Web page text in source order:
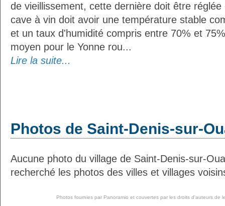
de vieillissement, cette dernière doit être réglée
cave à vin doit avoir une température stable
et un taux d'humidité compris entre 70% et
moyen pour le Yonne rou...
Lire la suite...
Photos de Saint-Denis-sur-
Aucune photo du village de Saint-Denis-sur-
recherché les photos des villes et villages
Photos fournies par Panoramio et couvertes par les droits d'auteurs de